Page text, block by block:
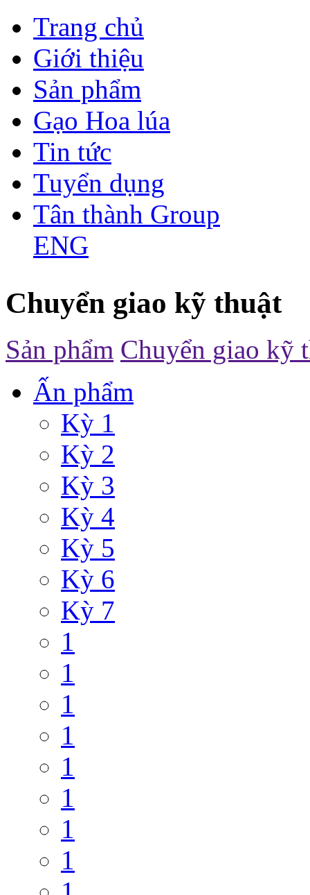
Trang chủ
Giới thiệu
Sản phẩm
Gạo Hoa lúa
Tin tức
Tuyển dụng
Tân thành Group
ENG
Chuyển giao kỹ thuật
Sản phẩm Chuyển giao kỹ
Ấn phẩm
Kỳ 1
Kỳ 2
Kỳ 3
Kỳ 4
Kỳ 5
Kỳ 6
Kỳ 7
1
1
1
1
1
1
1
1